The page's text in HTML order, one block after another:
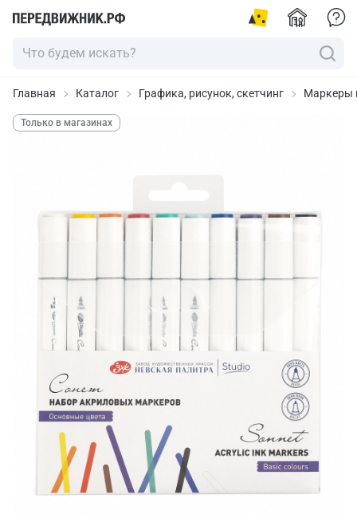
Главная Каталог Графика, рисунок, скетчинг Маркеры
Только в магазинах